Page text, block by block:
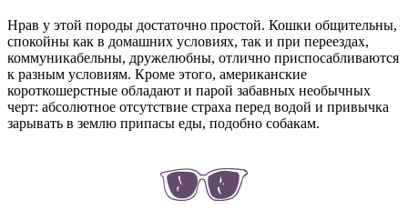
Нрав у этой породы достаточно простой. Кошки общительны,
спокойны как в домашних условиях, так и при переездах,
коммуникабельны, дружелюбны, отлично приспосабливаются
к разным условиям. Кроме этого, американские
короткошерстные обладают и парой забавных необычных
черт: абсолютное отсутствие страха перед водой и привычка
зарывать в землю припасы еды, подобно собакам.